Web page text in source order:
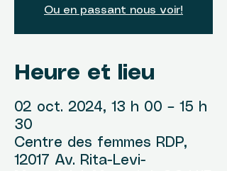
Ou en passant nous voir!
Heure et lieu
02 oct. 2024, 13 h 00 – 15 h
30
Centre des femmes RDP,
12017 Av. Rita-Levi-